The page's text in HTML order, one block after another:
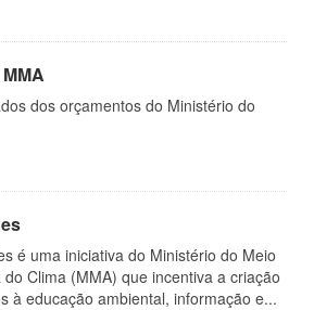
dos orçamentos do Ministério do
é uma iniciativa do Ministério do Meio
Clima (MMA) que incentiva a criação
à educação ambiental, informação e...